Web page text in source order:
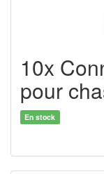
10x
pour
En stock